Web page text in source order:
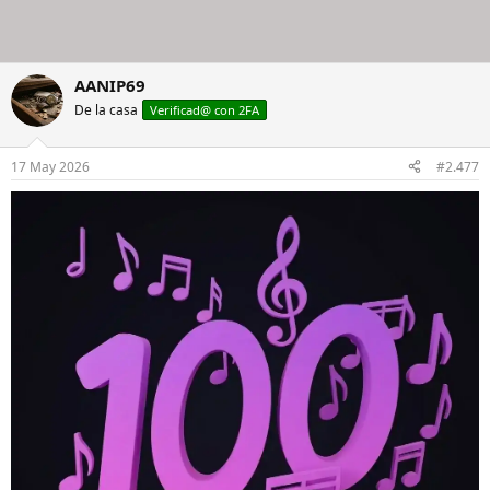
AANIP69
De la casa Verificad@ con 2FA
17 May 2026 #2.477